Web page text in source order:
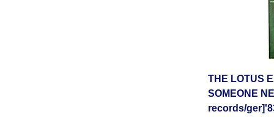
THE LOTUS
SOMEONE
records/